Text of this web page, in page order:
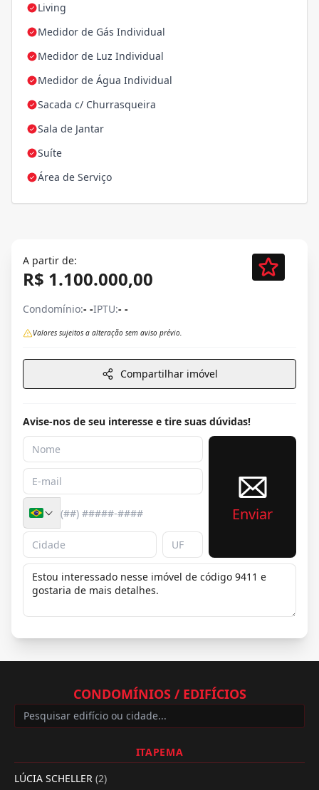
Living
Medidor de Gás Individual
Medidor de Luz Individual
Medidor de Água Individual
Sacada c/ Churrasqueira
Sala de Jantar
Suíte
Área de Serviço
A partir de:
R$ 1.100.000,00
Condomínio:- -IPTU:- -
Valores sujeitos a alteração sem aviso prévio.
Compartilhar imóvel
Avise-nos de seu interesse e tire suas dúvidas!
Enviar
CONDOMÍNIOS / EDIFÍCIOS
ITAPEMA
LÚCIA SCHELLER (2)